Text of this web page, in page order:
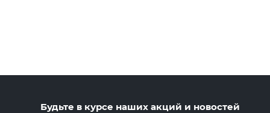
Будьте в курсе наших акций и новостей